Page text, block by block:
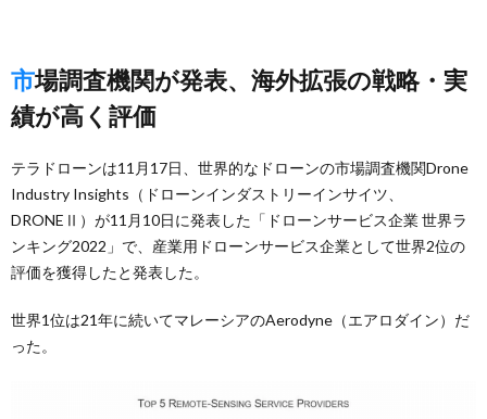
市場調査機関が発表、海外拡張の戦略・実
績が高く評価
テラドローンは11月17日、世界的なドローンの市場調査機関Drone
Industry Insights（ドローンインダストリーインサイツ、
DRONEⅡ）が11月10日に発表した「ドローンサービス企業 世界ラ
ンキング2022」で、産業用ドローンサービス企業として世界2位の
評価を獲得したと発表した。
世界1位は21年に続いてマレーシアのAerodyne（エアロダイン）だ
った。